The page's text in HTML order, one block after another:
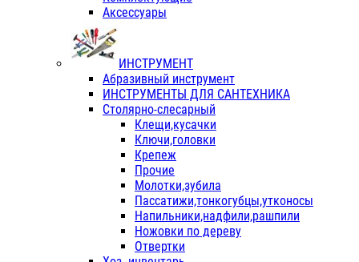
Аксессуары
ИНСТРУМЕНТ
Абразивный инструмент
ИНСТРУМЕНТЫ ДЛЯ САНТЕХНИКА
Столярно-слесарный
Клещи,кусачки
Ключи,головки
Крепеж
Прочие
Молотки,зубила
Пассатижи,тонкогубцы,утконосы
Напильники,надфили,рашпили
Ножовки по дереву
Отвертки